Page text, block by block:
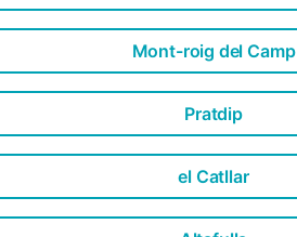
Mont-roig del Camp
Pratdip
el Catllar